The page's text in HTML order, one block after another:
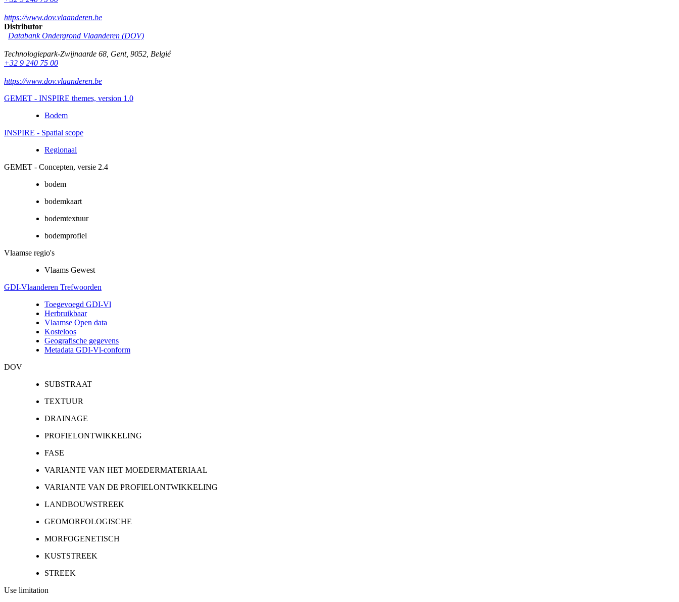
https://www.dov.vlaanderen.be
Distributor
Databank Ondergrond Vlaanderen (DOV)
Technologiepark-Zwijnaarde 68 Gent, 9052 België
+32 9 240 75 00
https://www.dov.vlaanderen.be
GEMET - INSPIRE themes, version 1.0
Bodem
INSPIRE - Spatial scope
Regionaal
GEMET - Concepten, versie 2.4
bodem
bodemkaart
bodemtextuur
bodemprofiel
Vlaamse regio's
Vlaams Gewest
GDI-Vlaanderen Trefwoorden
Toegevoegd GDI-Vl
Herbruikbaar
Vlaamse Open data
Kosteloos
Geografische gegevens
Metadata GDI-Vl-conform
DOV
SUBSTRAAT
TEXTUUR
DRAINAGE
PROFIELONTWIKKELING
FASE
VARIANTE VAN HET MOEDERMATERIAAL
VARIANTE VAN DE PROFIELONTWIKKELING
LANDBOUWSTREEK
GEOMORFOLOGISCHE
MORFOGENETISCH
KUSTSTREEK
STREEK
Use limitation